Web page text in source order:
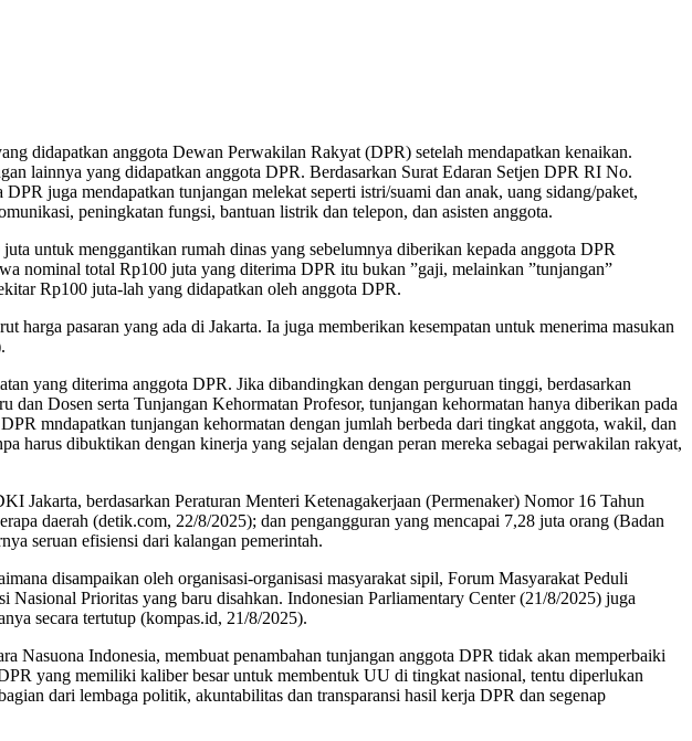
didapatkan anggota Dewan Perwakilan Rakyat (DPR) setelah mendapatkan kenaikan.
lainnya yang didapatkan anggota DPR. Berdasarkan Surat Edaran Setjen DPR RI No.
juga mendapatkan tunjangan melekat seperti istri/suami dan anak, uang sidang/paket,
peningkatan fungsi, bantuan listrik dan telepon, dan asisten anggota.
untuk menggantikan rumah dinas yang sebelumnya diberikan kepada anggota DPR
nominal total Rp100 juta yang diterima DPR itu bukan ”gaji, melainkan ”tunjangan”
Rp100 juta-lah yang didapatkan oleh anggota DPR.
pasaran yang ada di Jakarta. Ia juga memberikan kesempatan untuk menerima masukan
yang diterima anggota DPR. Jika dibandingkan dengan perguruan tinggi, berdasarkan
Dosen serta Tunjangan Kehormatan Profesor, tunjangan kehormatan hanya diberikan pada
mndapatkan tunjangan kehormatan dengan jumlah berbeda dari tingkat anggota, wakil, dan
harus dibuktikan dengan kinerja yang sejalan dengan peran mereka sebagai perwakilan rakyat,
berdasarkan Peraturan Menteri Ketenagakerjaan (Permenaker) Nomor 16 Tahun
daerah (detik.com, 22/8/2025); dan pengangguran yang mencapai 7,28 juta orang (Badan
seruan efisiensi dari kalangan pemerintah.
disampaikan oleh organisasi-organisasi masyarakat sipil, Forum Masyarakat Peduli
Prioritas yang baru disahkan. Indonesian Parliamentary Center (21/8/2025) juga
secara tertutup (kompas.id, 21/8/2025).
Nasuona Indonesia, membuat penambahan tunjangan anggota DPR tidak akan memperbaiki
yang memiliki kaliber besar untuk membentuk UU di tingkat nasional, tentu diperlukan
dari lembaga politik, akuntabilitas dan transparansi hasil kerja DPR dan segenap